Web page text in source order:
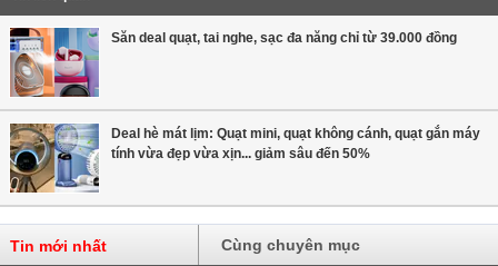
Săn deal quạt, tai nghe, sạc đa năng chỉ từ 39.000 đồng
Deal hè mát lịm: Quạt mini, quạt không cánh, quạt gắn máy
tính vừa đẹp vừa xịn... giảm sâu đến 50%
Tin mới nhất Cùng chuyên mục